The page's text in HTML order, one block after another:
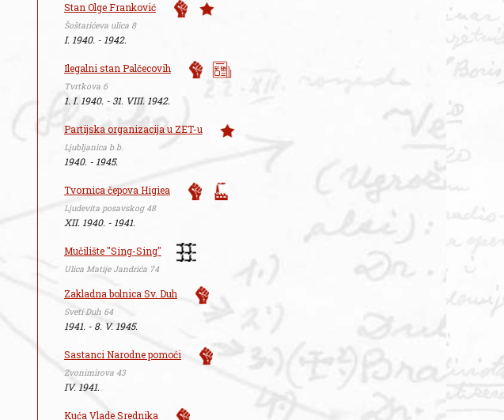
Stan Olge Franković
Šoštarićeva ulica 8
I. 1940. - 1942.
Ilegalni stan Palčecovih
Tvrtkova 6
1. I. 1940. - 31. VIII. 1942.
Partijska organizacija u ZET-u
Ljubljanica b.b.
1940. - 1945.
Tvornica čepova Higiea
Ljudevita posavskog 48
XII. 1940. - 1941.
Mučilište "Sing-Sing"
Ulica Matije Jandrića 74
Zakladna bolnica Sv. Duh
Sveti Duh 64
1941. - 8. V. 1945.
Sastanci Narodne pomoći
Zvonimirova 43
IV. 1941.
Kuća Vlade Srednika